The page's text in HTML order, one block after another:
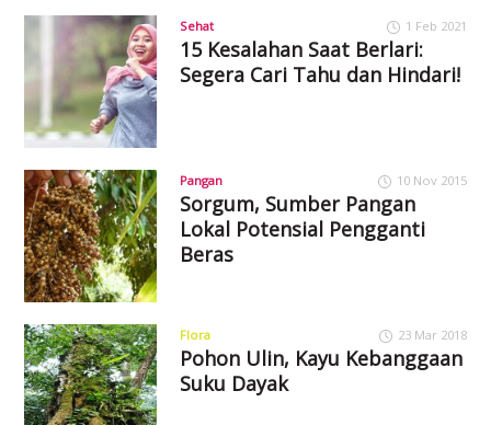
Sehat 1 Feb 2021
15 Kesalahan Saat Berlari:
Segera Cari Tahu dan Hindari!
Pangan 10 Nov 2015
Sorgum, Sumber Pangan
Lokal Potensial Pengganti
Beras
Flora 23 Mar 2018
Pohon Ulin, Kayu Kebanggaan
Suku Dayak